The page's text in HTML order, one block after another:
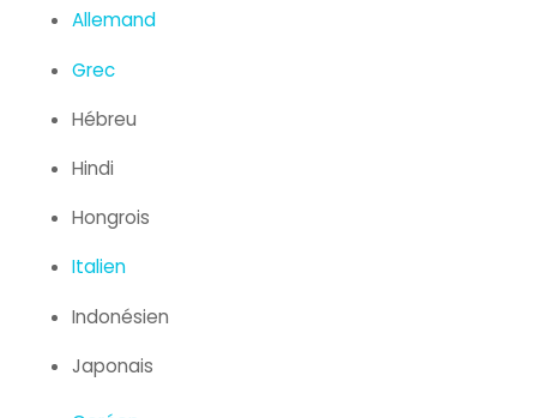
Allemand
Grec
Hébreu
Hindi
Hongrois
Italien
Indonésien
Japonais